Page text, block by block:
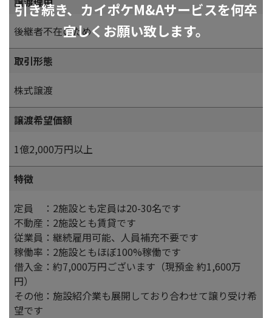
引き続き、カイポケM&Aサービスを何卒
宜しくお願い致します。
後継者不在のため
取引形態
株式譲渡
譲渡希望価額
1億2,000万円以上
特徴
定員 ：2施設とも定員は20-30名です
不動産：2施設とも賃貸です
従業員：継続雇用可能、人員補充不要です
稼働率：2施設ともほぼ100%稼働です
借入金：約7,000万円ございます（現預金 約1,600万
円）
その他：施設紹介業も展開しており合わせて譲り受け希
望です